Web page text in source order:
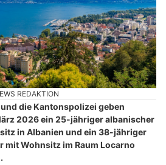
REDAKTION
die Kantonspolizei geben
2026 ein 25-jähriger albanischer
in Albanien und ein 38-jähriger
mit Wohnsitz im Raum Locarno